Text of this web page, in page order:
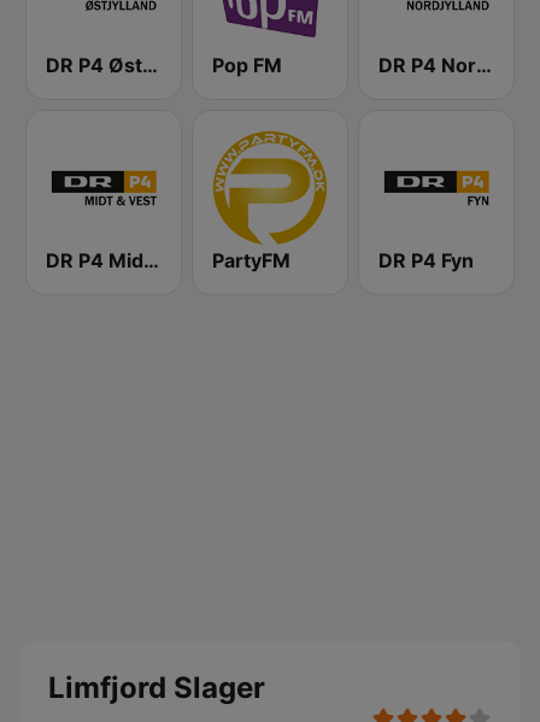
DR P4 Østjyllands Pop FM DR P4 Nordjylland
DR P4 Midt & Vest PartyFM DR P4 Fyn
Limfjord Slager